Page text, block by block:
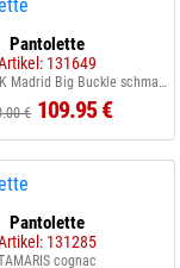
Pantolette
131649
BIRKENSTOCK Madrid Big Buckle schmal rose softpink
€ 109.95 €
Pantolette
131285
cognac